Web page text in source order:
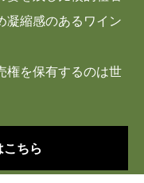
凝縮感のあるワイン
権を保有するのは世
ちら